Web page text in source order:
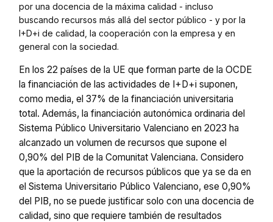
por una docencia de la máxima calidad - incluso
buscando recursos más allá del sector público - y por la
I+D+i de calidad, la cooperación con la empresa y en
general con la sociedad.
En los 22 países de la UE que forman parte de la OCDE
la financiación de las actividades de I+D+i suponen,
como media, el 37% de la financiación universitaria
total. Además, la financiación autonómica ordinaria del
Sistema Público Universitario Valenciano en 2023 ha
alcanzado un volumen de recursos que supone el
0,90% del PIB de la Comunitat Valenciana. Considero
que la aportación de recursos públicos que ya se da en
el Sistema Universitario Público Valenciano, ese 0,90%
del PIB, no se puede justificar solo con una docencia de
calidad, sino que requiere también de resultados